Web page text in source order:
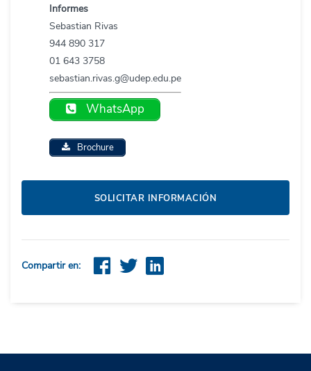
Informes
Sebastian Rivas
944 890 317
01 643 3758
sebastian.rivas.g@udep.edu.pe
WhatsApp
Brochure
SOLICITAR INFORMACIÓN
Compartir en: